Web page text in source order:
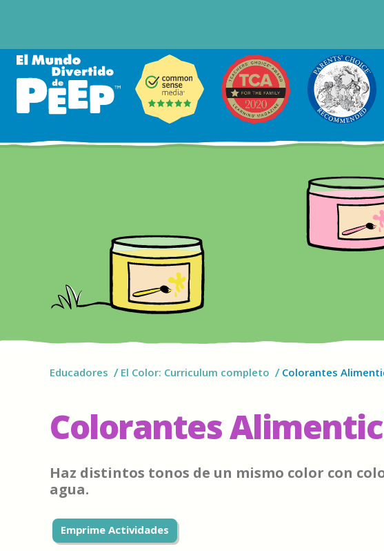
Educadores El Color: Curriculum completo Colorantes
Colorantes
Haz distintos tonos de un mismo color con
agua.
Emprime Actividades